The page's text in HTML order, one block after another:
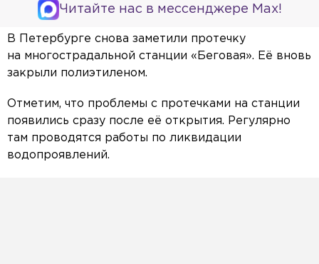
Читайте нас в мессенджере Max!
В Петербурге снова заметили протечку
на многострадальной станции «Беговая». Её вновь
закрыли полиэтиленом.
Отметим, что проблемы с протечками на станции
появились сразу после её открытия. Регулярно
там проводятся работы по ликвидации
водопроявлений.